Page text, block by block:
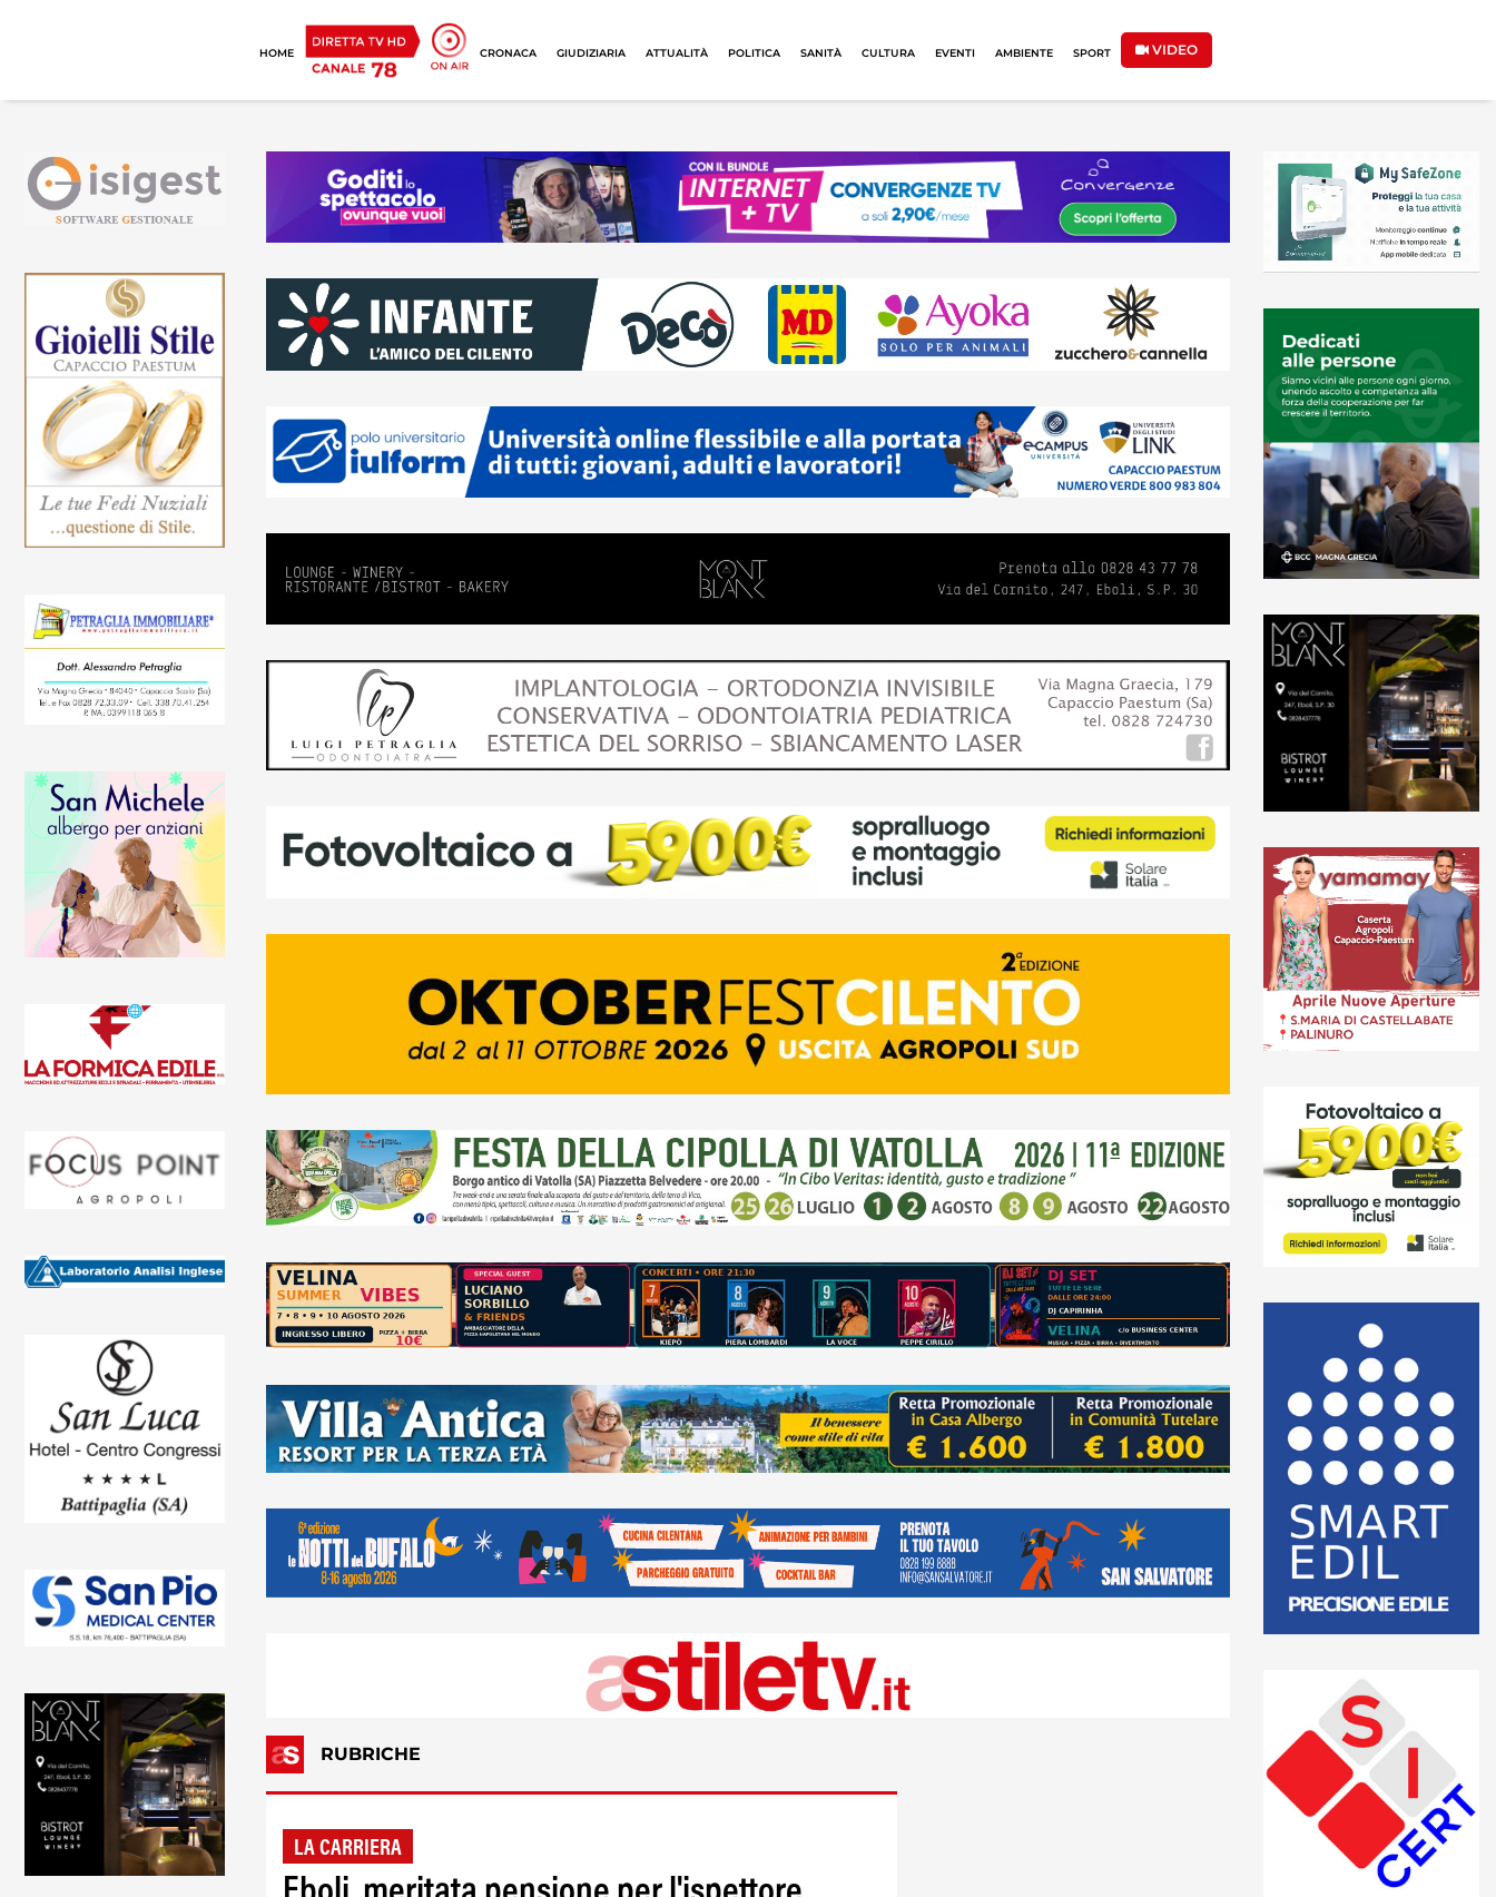
HOME CRONACA GIUDIZIARIA ATTUALITÀ POLITICA SANITÀ CULTURA EVENTI AMBIENTE SPORT VIDEO
RUBRICHE
LA CARRIERA